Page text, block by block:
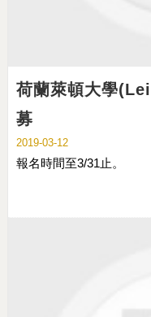
荷蘭萊頓大學
募
2019-03-12
報名時間至3/31止。